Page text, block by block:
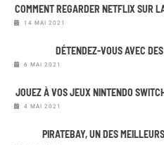
COMMENT REGARDER NETFLIX SUR
14 MAI 2021
DÉTENDEZ-VOUS AVEC
6 MAI 2021
JOUEZ À VOS JEUX NINTENDO
4 MAI 2021
PIRATEBAY, UN DES